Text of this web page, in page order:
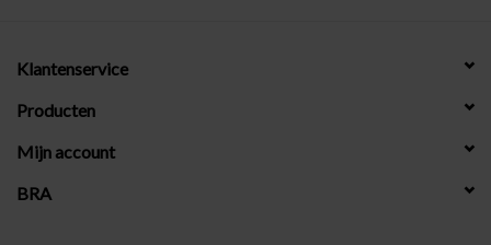
Klantenservice
Producten
Mijn account
BRA